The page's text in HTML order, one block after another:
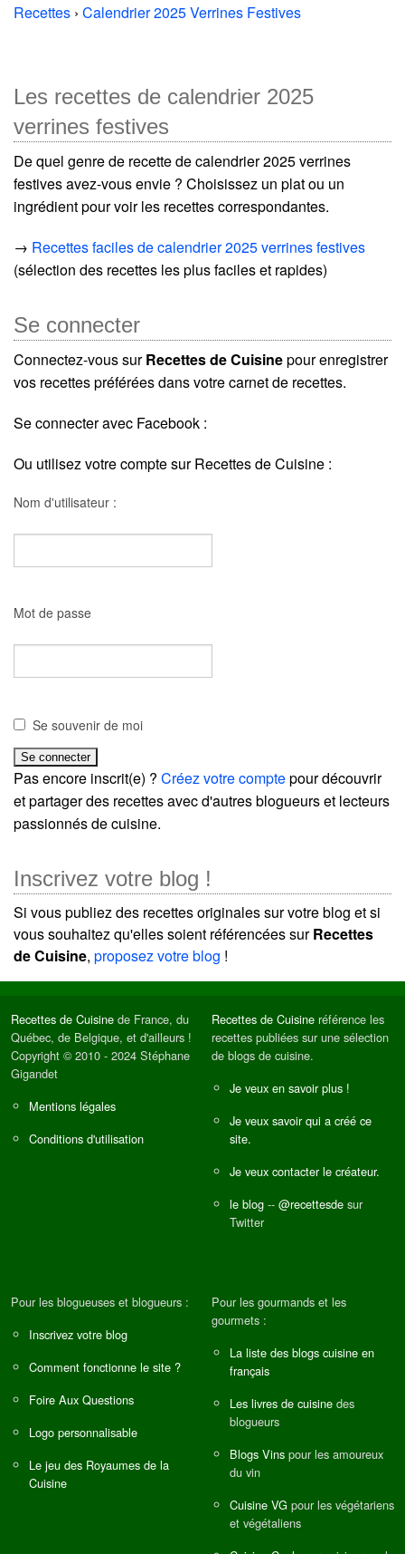
Recettes › Calendrier 2025 Verrines Festives
Les recettes de calendrier 2025
verrines festives
De quel genre de recette de calendrier 2025 verrines
festives avez-vous envie ? Choisissez un plat ou un
ingrédient pour voir les recettes correspondantes.
→ Recettes faciles de calendrier 2025 verrines festives
(sélection des recettes les plus faciles et rapides)
Se connecter
Connectez-vous surRecettes de Cuisinepour enregistrer
vos recettes préférées dans votre carnet de recettes.
Se connecter avec Facebook :
Ou utilisez votre compte sur Recettes de Cuisine :
Nom d'utilisateur :
Mot de passe
Se souvenir de moi
Pas encore inscrit(e) ? Créez votre comptepour découvrir
et partager des recettes avec d'autres blogueurs et lecteurs
passionnés de cuisine.
Inscrivez votre blog !
Si vous publiez des recettes originales sur votre blog et si
vous souhaitez qu'elles soient référencées surRecettes
de Cuisine, proposez votre blog !
Recettes de Cuisine de France, du
Québec, de Belgique, et d'ailleurs !
Copyright © 2010 - 2024 Stéphane
Gigandet
Mentions légales
Conditions d'utilisation
Recettes de Cuisine référence les
recettes publiées sur une sélection
de blogs de cuisine.
Je veux en savoir plus !
Je veux savoir qui a créé ce
site.
Je veux contacter le créateur.
le blog -- @recettesde sur
Twitter
Pour les blogueuses et blogueurs :
Inscrivez votre blog
Comment fonctionne le site ?
Foire Aux Questions
Logo personnalisable
Le jeu des Royaumes de la
Cuisine
Pour les gourmands et les
gourmets :
La liste des blogs cuisine en
français
Les livres de cuisine des
blogueurs
Blogs Vins pour les amoureux
du vin
Cuisine VG pour les végétariens
et végétaliens